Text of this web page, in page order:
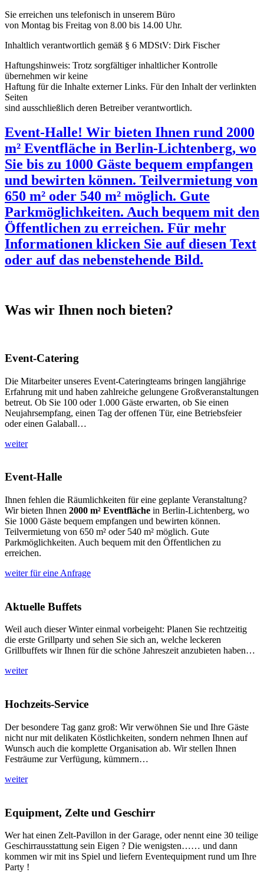
Sie erreichen uns telefonisch in unserem Büro
von Montag bis Freitag von 8.00 bis 14.00 Uhr.
Inhaltlich verantwortlich gemäß § 6 MDStV: Dirk Fischer
Haftungshinweis: Trotz sorgfältiger inhaltlicher Kontrolle
übernehmen wir keine
Haftung für die Inhalte externer Links. Für den Inhalt der verlinkten
Seiten
sind ausschließlich deren Betreiber verantwortlich.
Event-Halle! Wir bieten Ihnen rund 2000
m² Eventfläche in Berlin-Lichtenberg, wo
Sie bis zu 1000 Gäste bequem empfangen
und bewirten können. Teilvermietung von
650 m² oder 540 m² möglich. Gute
Parkmöglichkeiten. Auch bequem mit den
Öffentlichen zu erreichen. Für mehr
Informationen klicken Sie auf diesen Text
oder auf das nebenstehende Bild.
Was wir Ihnen noch bieten?
Event-Catering
Die Mitarbeiter unseres Event-Cateringteams bringen langjährige
Erfahrung mit und haben zahlreiche gelungene Großveranstaltungen
betreut. Ob Sie 100 oder 1.000 Gäste erwarten, ob Sie einen
Neujahrsempfang, einen Tag der offenen Tür, eine Betriebsfeier
oder einen Galaball…
weiter
Event-Halle
Ihnen fehlen die Räumlichkeiten für eine geplante Veranstaltung?
Wir bieten Ihnen 2000 m² Eventfläche in Berlin-Lichtenberg, wo
Sie 1000 Gäste bequem empfangen und bewirten können.
Teilvermietung von 650 m² oder 540 m² möglich. Gute
Parkmöglichkeiten. Auch bequem mit den Öffentlichen zu
erreichen.
weiter für eine Anfrage
Aktuelle Buffets
Weil auch dieser Winter einmal vorbeigeht: Planen Sie rechtzeitig
die erste Grillparty und sehen Sie sich an, welche leckeren
Grillbuffets wir Ihnen für die schöne Jahreszeit anzubieten haben…
weiter
Hochzeits-Service
Der besondere Tag ganz groß: Wir verwöhnen Sie und Ihre Gäste
nicht nur mit delikaten Köstlichkeiten, sondern nehmen Ihnen auf
Wunsch auch die komplette Organisation ab. Wir stellen Ihnen
Festräume zur Verfügung, kümmern…
weiter
Equipment, Zelte und Geschirr
Wer hat einen Zelt-Pavillon in der Garage, oder nennt eine 30 teilige
Geschirrausstattung sein Eigen ? Die wenigsten…… und dann
kommen wir mit ins Spiel und liefern Eventequipment rund um Ihre
Party !